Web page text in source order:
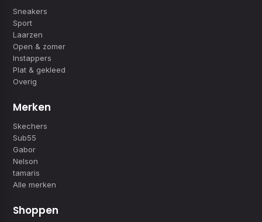
Sneakers
Sport
Laarzen
Open & zomer
Instappers
Plat & gekleed
Overig
Merken
Skechers
Sub55
Gabor
Nelson
tamaris
Alle merken
Shoppen